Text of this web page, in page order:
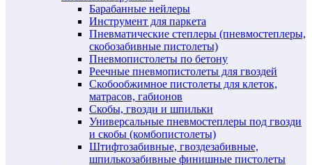
Барабанные нейлеры
Инструмент для паркета
Пневматические степлеры (пневмостеплеры,
скобозабивные пистолеты)
Пневмопистолеты по бетону
Реечные пневмопистолеты для гвоздей
Скобообжимное пистолеты для клеток,
матрасов, габионов
Скобы, гвозди и шпильки
Универсальные пневмостеплеры под гвозди
и скобы (комбопистолеты)
Штифтозабивные, гвоздезабивные,
шпилькозабивные финишные пистолеты